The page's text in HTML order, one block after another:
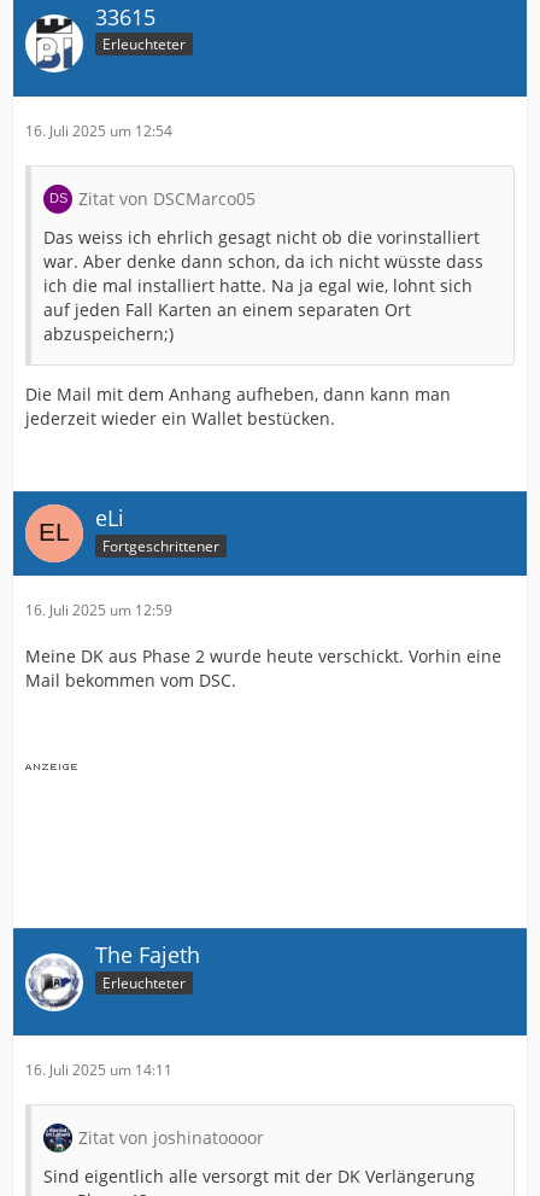
33615
Erleuchteter
16. Juli 2025 um 12:54
Zitat von DSCMarco05
Das weiss ich ehrlich gesagt nicht ob die vorinstalliert
war. Aber denke dann schon, da ich nicht wüsste dass
ich die mal installiert hatte. Na ja egal wie, lohnt sich
auf jeden Fall Karten an einem separaten Ort
abzuspeichern;)
Die Mail mit dem Anhang aufheben, dann kann man
jederzeit wieder ein Wallet bestücken.
eLi
Fortgeschrittener
16. Juli 2025 um 12:59
Meine DK aus Phase 2 wurde heute verschickt. Vorhin eine
Mail bekommen vom DSC.
The Fajeth
Erleuchteter
16. Juli 2025 um 14:11
Zitat von joshinatoooor
Sind eigentlich alle versorgt mit der DK Verlängerung